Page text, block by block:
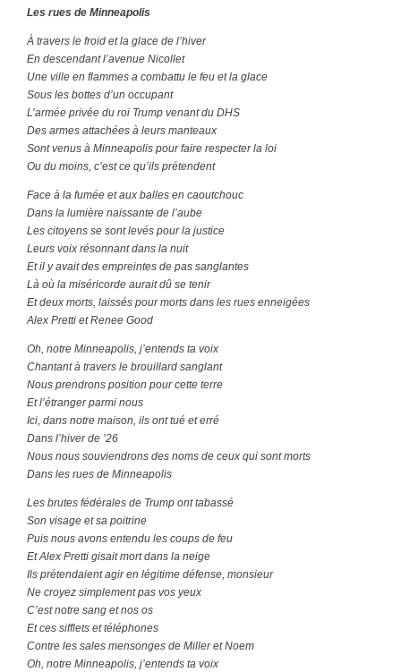
Les rues de Minneapolis
À travers le froid et la glace de l’hiver
En descendant l’avenue Nicollet
Une ville en flammes a combattu le feu et la glace
Sous les bottes d’un occupant
L’armée privée du roi Trump venant du DHS
Des armes attachées à leurs manteaux
Sont venus à Minneapolis pour faire respecter la loi
Ou du moins, c’est ce qu’ils prétendent
Face à la fumée et aux balles en caoutchouc
Dans la lumière naissante de l’aube
Les citoyens se sont levés pour la justice
Leurs voix résonnant dans la nuit
Et il y avait des empreintes de pas sanglantes
Là où la miséricorde aurait dû se tenir
Et deux morts, laissés pour morts dans les rues enneigées
Alex Pretti et Renee Good
Oh, notre Minneapolis, j’entends ta voix
Chantant à travers le brouillard sanglant
Nous prendrons position pour cette terre
Et l’étranger parmi nous
Ici, dans notre maison, ils ont tué et erré
Dans l’hiver de ’26
Nous nous souviendrons des noms de ceux qui sont morts
Dans les rues de Minneapolis
Les brutes fédérales de Trump ont tabassé
Son visage et sa poitrine
Puis nous avons entendu les coups de feu
Et Alex Pretti gisait mort dans la neige
Ils prétendaient agir en légitime défense, monsieur
Ne croyez simplement pas vos yeux
C’est notre sang et nos os
Et ces sifflets et téléphones
Contre les sales mensonges de Miller et Noem
Oh, notre Minneapolis, j’entends ta voix